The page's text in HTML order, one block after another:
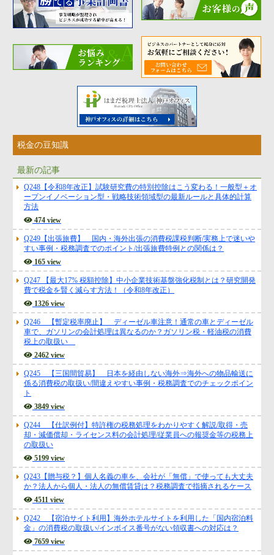
代表挨拶
神戸オフィス
大阪オフィス
事務所概要
アクセスマップ
代表プロフィール
スタッフプロフィール
採用情報
税金の豆知識
所得税
法人税
消費税
源泉所得税
その他
税金の豆知識
最新の記事
Q248【令和8年改正】試験研究費の特別控除はこう変わる！一般型＋オ
ープンイノベーション型・戦略技術領域型の最新ルールと具体的計算
方法
474 view
Q249【出張旅費】 国内・海外出張の消費税課税判断/実務上で迷いや
すい事例・税務調査でのポイント/出張旅費特例との関係は？
165 view
Q247 【最大17% 税額控除】中小企業技術基盤強化税制とは？研究開発
費で税金を賢く減らす方法！（令和8年改正）
1326 view
Q246 【暫定税率廃止】 ディーゼル車注意！通常の車とディーゼル
車で、ガソリンの会計処理は異なるのか？ガソリン税・軽油税の消費
税上の取扱い
2462 view
Q245 【三国間貿易】 日本を経由しない海外⇒海外への物品輸送に
係る消費税の取扱い/間違えやすい事例・税務調査でのチェックポイン
ト
3849 view
Q244 【仕訳例付】特許権の税務処理をわかりやすく解説/取得・売
却・減価償却・ライセンス料の会計処理/従業員への報奨金等の税務上
の取扱い
5199 view
Q243【贈与税？】個人名義の車を、会社が「無償」で使っても大丈夫
か？法人から個人・法人の無償賃貸は？税務調査で指摘されるケース
4511 view
Q242 【宿泊サイト利用】海外ホテルサイトを利用した「国内宿泊料
金」の消費税の取扱い/インボイス番号がない領収書への対応は？
7659 view